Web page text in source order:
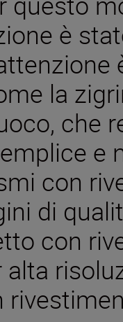
è
la
che
e
con
di
con
alta